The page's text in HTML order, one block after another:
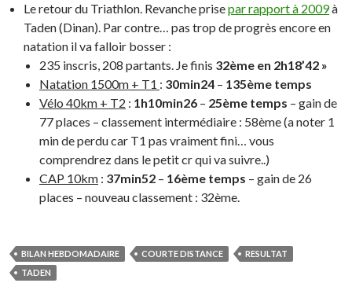
Le retour du Triathlon. Revanche prisepar rapport à 2009à
Taden (Dinan). Par contre… pas trop de progrès encore en
natation il va falloir bosser :
235 inscris, 208 partants. Je finis 32ème en 2h18’42 »
Natation 1500m + T1 : 30min24 – 135ème temps
Vélo 40km + T2 : 1h10min26 – 25ème temps – gain de
77 places – classement intermédiaire : 58ème (a noter 1
min de perdu car T1 pas vraiment fini… vous
comprendrez dans le petit cr qui va suivre..)
CAP 10km : 37min52 – 16ème temps – gain de 26
places – nouveau classement : 32ème.
BILAN HEBDOMADAIRE COURTE DISTANCE
RESULTAT
TADEN